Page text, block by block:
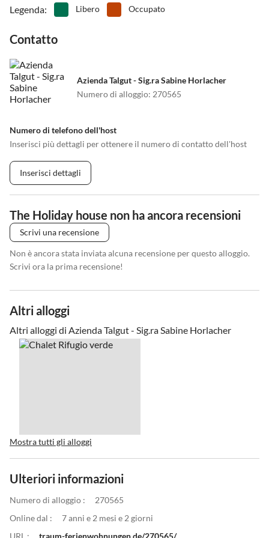
Legenda: Libero Occupato
Contatto
Azienda Talgut - Sig.ra Sabine Horlacher
Numero di alloggio: 270565
Numero di telefono dell'host
Inserisci più dettagli per ottenere il numero di contatto dell'host
Inserisci dettagli
The Holiday house non ha ancora recensioni
Scrivi una recensione
Non è ancora stata inviata alcuna recensione per questo alloggio.
Scrivi ora la prima recensione!
Altri alloggi
Altri alloggi di Azienda Talgut - Sig.ra Sabine Horlacher
Mostra tutti gli alloggi
Ulteriori informazioni
Numero di alloggio :
270565
Online dal :
7 anni e 2 mesi e 2 giorni